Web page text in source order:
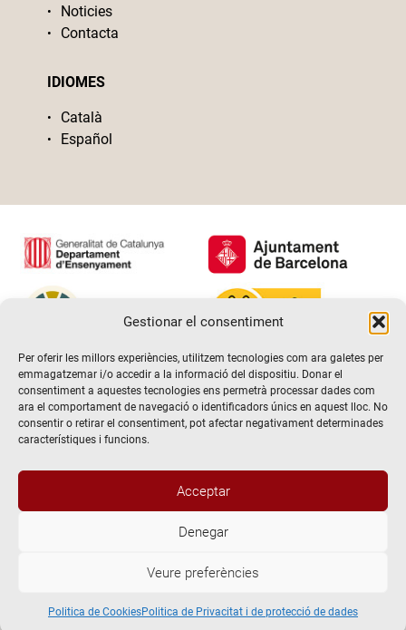
Gestionar el consentiment
Per oferir les millors experiències, utilitzem tecnologies com ara galetes per
emmagatzemar i/o accedir a la informació del dispositiu. Donar el
consentiment a aquestes tecnologies ens permetrà processar dades com
ara el comportament de navegació o identificadors únics en aquest lloc. No
consentir o retirar el consentiment, pot afectar negativament determinades
característiques i funcions.
Acceptar
Denegar
Veure preferències
Politica de CookiesPolitica de Privacitat i de protecció de dades
Noticies
Contacta
IDIOMES
Català
Español
@2026 Escola de teatre El Timbal. Tots els drets reservats
Avís Legal
Politica de Cookies